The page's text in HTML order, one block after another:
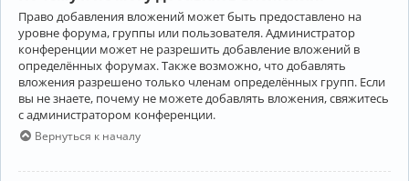
Право добавления вложений может быть предоставлено на
уровне форума, группы или пользователя. Администратор
конференции может не разрешить добавление вложений в
определённых форумах. Также возможно, что добавлять
вложения разрешено только членам определённых групп. Если
вы не знаете, почему не можете добавлять вложения, свяжитесь
с администратором конференции.
Вернуться к началу